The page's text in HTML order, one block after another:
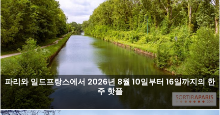
파리와 일드프랑스에서 2026년 8월 10일부터 16일까지의 한
주 핫플